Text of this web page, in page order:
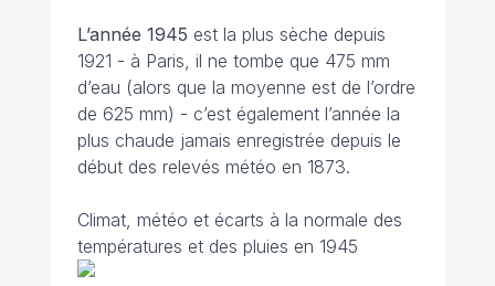
L’année 1945 est la plus sèche depuis
1921 - à Paris, il ne tombe que 475 mm
d’eau (alors que la moyenne est de l’ordre
de 625 mm) - c’est également l’année la
plus chaude jamais enregistrée depuis le
début des relevés météo en 1873.
Climat, météo et écarts à la normale des
températures et des pluies en 1945